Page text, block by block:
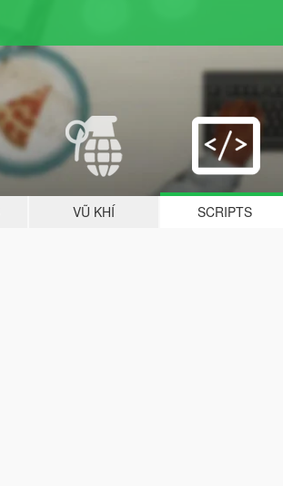
VŨ KHÍ SCRIPTS